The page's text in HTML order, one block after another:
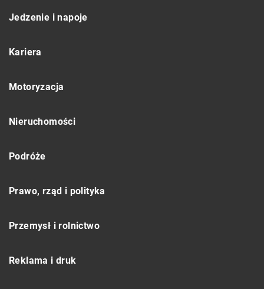
Jedzenie i napoje
Kariera
Motoryzacja
Nieruchomości
Podróże
Prawo, rząd i polityka
Przemysł i rolnictwo
Reklama i druk